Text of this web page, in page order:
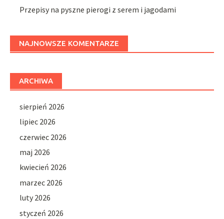
Przepisy na pyszne pierogi z serem i jagodami
NAJNOWSZE KOMENTARZE
ARCHIWA
sierpień 2026
lipiec 2026
czerwiec 2026
maj 2026
kwiecień 2026
marzec 2026
luty 2026
styczeń 2026